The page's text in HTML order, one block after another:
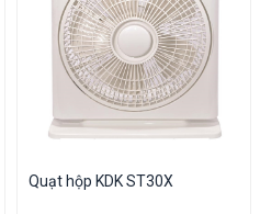
Quạt hộp KDK ST30X